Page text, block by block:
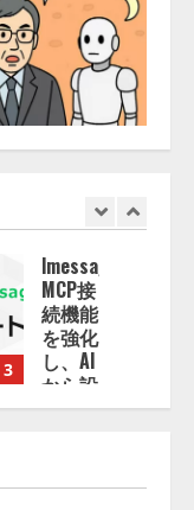
4
【2026
年企業
のAI導
入・活
用に関
する調
査】AI